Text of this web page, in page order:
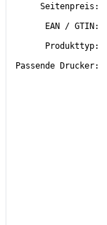
Seitenpreis:
EAN / GTIN:
Produkttyp:
Passende Drucker: